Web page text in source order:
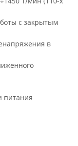
с закрытым
в
питания